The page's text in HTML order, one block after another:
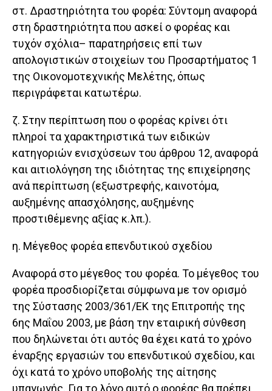
στ. Δραστηριότητα του φορέα: Σύντομη αναφορά
στη δραστηριότητα που ασκεί ο φορέας και
τυχόν σχόλια– παρατηρήσεις επί των
απολογιστικών στοιχείων του Προσαρτήματος 1
της Οικονομοτεχνικής Μελέτης, όπως
περιγράφεται κατωτέρω.
ζ. Στην περίπτωση που ο φορέας κρίνει ότι
πληροί τα χαρακτηριστικά των ειδικών
κατηγοριών ενισχύσεων του άρθρου 12, αναφορά
και αιτιολόγηση της ιδιότητας της επιχείρησης
ανά περίπτωση (εξωστρεφής, καινοτόμα,
αυξημένης απασχόλησης, αυξημένης
προστιθέμενης αξίας κ.λπ.).
η. Μέγεθος φορέα επενδυτικού σχεδίου
Αναφορά στο μέγεθος του φορέα. Το μέγεθος του
φορέα προσδιορίζεται σύμφωνα με τον ορισμό
της Σύστασης 2003/361/ΕΚ της Επιτροπής της
6ης Μαΐου 2003, με βάση την εταιρική σύνθεση
που δηλώνεται ότι αυτός θα έχει κατά το χρόνο
έναρξης εργασιών του επενδυτικού σχεδίου, και
όχι κατά το χρόνο υποβολής της αίτησης
υπαγωγής. Για το λόγο αυτό ο φορέας θα πρέπει